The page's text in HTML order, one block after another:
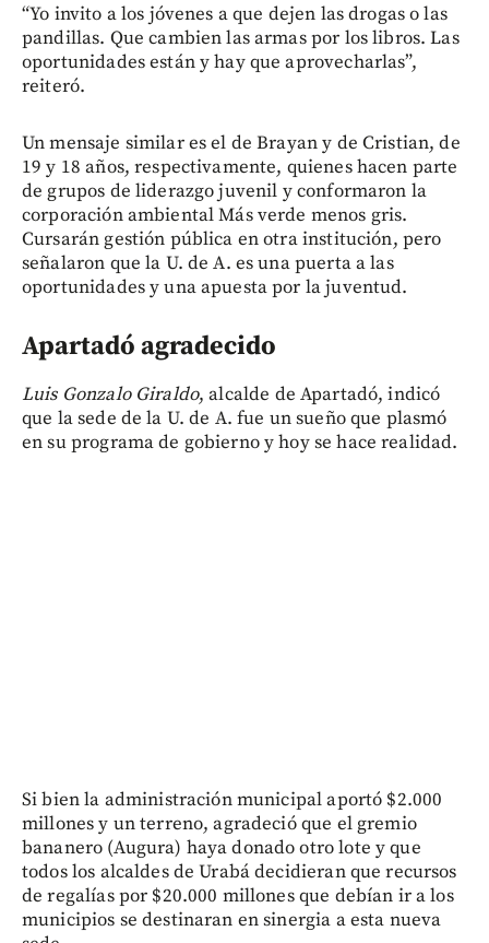
“Yo invito a los jóvenes a que dejen las drogas o las
pandillas. Que cambien las armas por los libros. Las
oportunidades están y hay que aprovecharlas”,
reiteró.
Un mensaje similar es el de Brayan y de Cristian, de
19 y 18 años, respectivamente, quienes hacen parte
de grupos de liderazgo juvenil y conformaron la
corporación ambiental Más verde menos gris.
Cursarán gestión pública en otra institución, pero
señalaron que la U. de A. es una puerta a las
oportunidades y una apuesta por la juventud.
Apartadó agradecido
Luis Gonzalo Giraldo, alcalde de Apartadó, indicó
que la sede de la U. de A. fue un sueño que plasmó
en su programa de gobierno y hoy se hace realidad.
Si bien la administración municipal aportó $2.000
millones y un terreno, agradeció que el gremio
bananero (Augura) haya donado otro lote y que
todos los alcaldes de Urabá decidieran que recursos
de regalías por $20.000 millones que debían ir a los
municipios se destinaran en sinergia a esta nueva